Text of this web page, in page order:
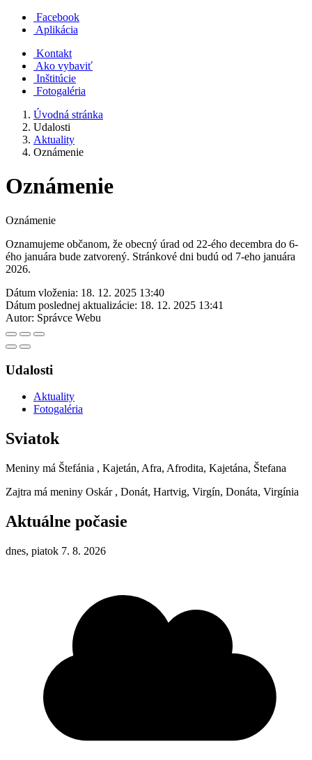
Facebook
Aplikácia
Kontakt
Ako vybaviť
Inštitúcie
Fotogaléria
Úvodná stránka
Udalosti
Aktuality
Oznámenie
Oznámenie
Oznámenie
Oznamujeme občanom, že obecný úrad od 22-ého decembra do 6-
ého januára bude zatvorený. Stránkové dni budú od 7-eho januára
2026.
Dátum vloženia: 18. 12. 2025 13:40
Dátum poslednej aktualizácie: 18. 12. 2025 13:41
Autor: Správce Webu
Udalosti
Aktuality
Fotogaléria
Sviatok
Meniny má Štefánia , Kajetán, Afra, Afrodita, Kajetána, Štefana
Zajtra má meniny Oskár , Donát, Hartvig, Virgín, Donáta, Virgínia
Aktuálne počasie
dnes, piatok 7. 8. 2026